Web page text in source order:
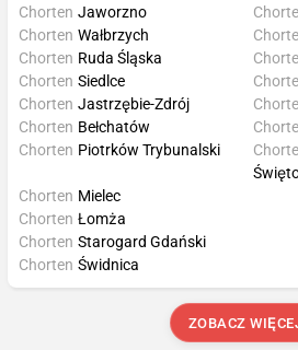
Chorten Jaworzno
Chorten Wałbrzych
Chorten Ruda Śląska
Chorten Siedlce
Chorten Jastrzębie-Zdrój
Chorten Bełchatów
Chorten Piotrków Trybunalski
Chorten Mielec
Chorten Łomża
Chorten Starogard Gdański
Chorten Świdnica
ZOBACZ